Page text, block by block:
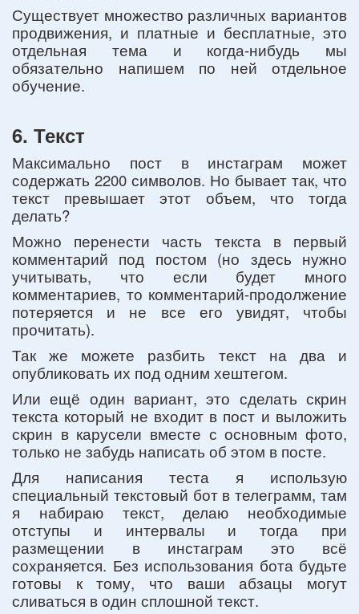
Существует множество различных вариантов
продвижения, и платные и бесплатные, это
отдельная тема и когда-нибудь мы
обязательно напишем по ней отдельное
обучение.
6. Текст
Максимально пост в инстаграм может
содержать 2200 символов. Но бывает так, что
текст превышает этот объем, что тогда
делать?
Можно перенести часть текста в первый
комментарий под постом (но здесь нужно
учитывать, что если будет много
комментариев, то комментарий-продолжение
потеряется и не все его увидят, чтобы
прочитать).
Так же можете разбить текст на два и
опубликовать их под одним хештегом.
Или ещё один вариант, это сделать скрин
текста который не входит в пост и выложить
скрин в карусели вместе с основным фото,
только не забудь написать об этом в посте.
Для написания теста я использую
специальный текстовый бот в телеграмм, там
я набираю текст, делаю необходимые
отступы и интервалы и тогда при
размещении в инстаграм это всё
сохраняется. Без использования бота будьте
готовы к тому, что ваши абзацы могут
сливаться в один сплошной текст.